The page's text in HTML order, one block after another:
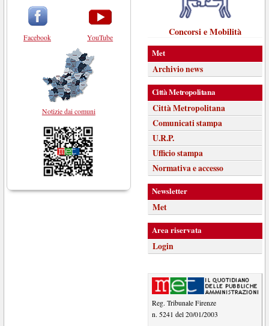
Facebook YouTube
Notizie dai comuni
Concorsi e Mobilità
Met
Archivio news
Città Metropolitana
Città Metropolitana
Comunicati stampa
U.R.P.
Ufficio stampa
Normativa e accesso
Newsletter
Met
Area riservata
Login
Reg. Tribunale Firenze
n. 5241 del 20/01/2003